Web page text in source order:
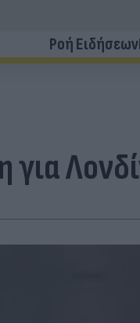
Ροή Ειδήσεων